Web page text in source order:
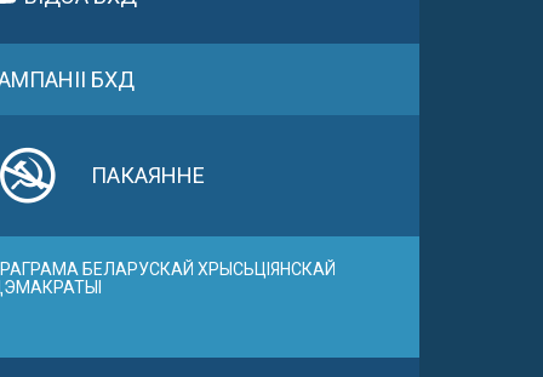
БХД
ПАКАЯННЕ
БЕЛАРУСКАЙ ХРЫСЬЦІЯНСКАЙ